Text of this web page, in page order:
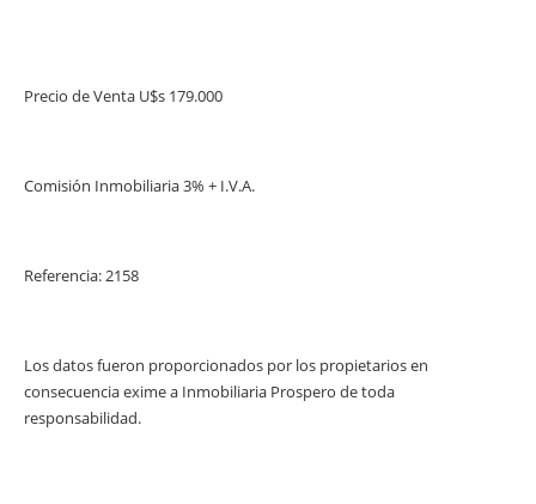
Precio de Venta U$s 179.000
Comisión Inmobiliaria 3% + I.V.A.
Referencia: 2158
Los datos fueron proporcionados por los propietarios en
consecuencia exime a Inmobiliaria Prospero de toda
responsabilidad.